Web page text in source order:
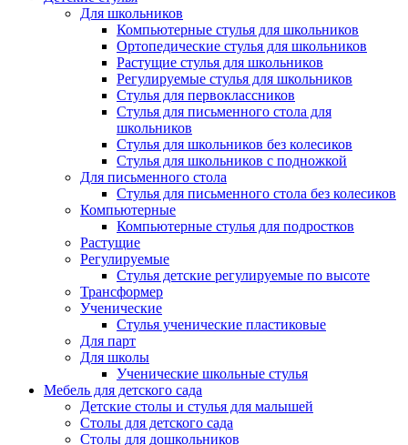
Для школьников
Компьютерные стулья для школьников
Ортопедические стулья для школьников
Растущие стулья для школьников
Регулируемые стулья для школьников
Стулья для первоклассников
Стулья для письменного стола для
школьников
Стулья для школьников без колесиков
Стулья для школьников с подножкой
Для письменного стола
Стулья для письменного стола без колесиков
Компьютерные
Компьютерные стулья для подростков
Растущие
Регулируемые
Стулья детские регулируемые по высоте
Трансформер
Ученические
Стулья ученические пластиковые
Для парт
Для школы
Ученические школьные стулья
Мебель для детского сада
Детские столы и стулья для малышей
Столы для детского сада
Столы для дошкольников